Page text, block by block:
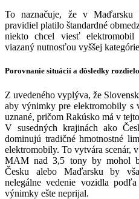
To naznačuje, že v
pravidiel platilo štandardné
niekto chcel viesť
viazaný nutnosťou vyššej
Porovnanie situácií a dôsledky
Z uvedeného vyplýva, že
aby výnimky pre elektromobily s
uznané, pričom Rakúsko má v
V susedných krajinách ako
dominujú tradičné hmotnostné
elektromobily. To vytvára scenár,
MAM nad 3,5 tony by mohol
Česku alebo Maďarsku by
nelegálne vedenie vozidla
výnimky ešte neprijal.